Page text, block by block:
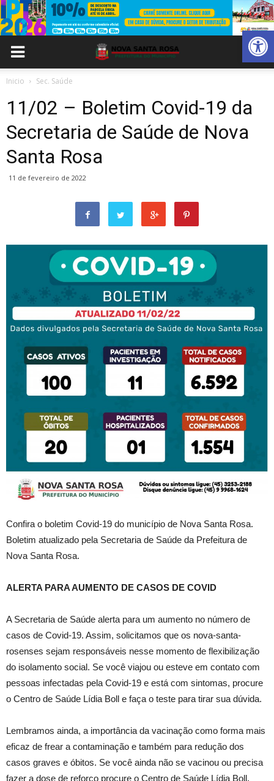
Abrir
Inicio Sec. Saúde
11/02 – Boletim Covid-19 da
Secretaria de Saúde de Nova
Santa Rosa
11 de fevereiro de 2022
Confira o boletim Covid-19 do município de Nova Santa Rosa.
Boletim atualizado pela Secretaria de Saúde da Prefeitura de
Nova Santa Rosa.
ALERTA PARA AUMENTO DE CASOS DE COVID
A Secretaria de Saúde alerta para um aumento no número de
casos de Covid-19. Assim, solicitamos que os nova-santa-
rosenses sejam responsáveis nesse momento de flexibilização
do isolamento social. Se você viajou ou esteve em contato com
pessoas infectadas pela Covid-19 e está com sintomas, procure
o Centro de Saúde Lídia Boll e faça o teste para tirar sua dúvida.
Lembramos ainda, a importância da vacinação como forma mais
eficaz de frear a contaminação e também para redução dos
casos graves e óbitos. Se você ainda não se vacinou ou precisa
fazer a dose de reforço procure o Centro de Saúde Lídia Boll.